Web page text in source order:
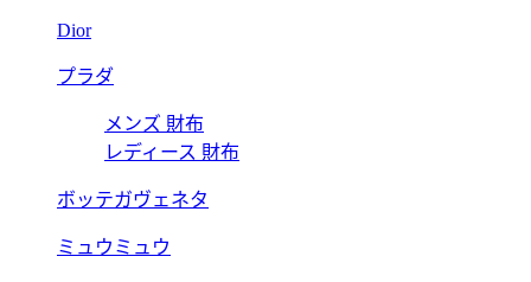
Dior
プラダ
メンズ 財布
レディース 財布
ボッテガヴェネタ
ミュウミュウ